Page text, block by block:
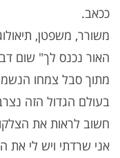
ככאב.
משורר, משפטן,
האור נכנס לך" שום
מתוך סבל צמחו
בעולם הגדול הזה
חשוב לראות את
אני שרדתי ויש לי את